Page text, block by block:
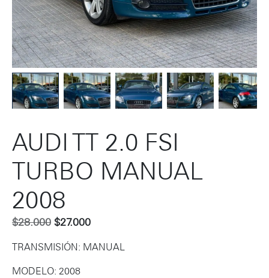
AUDI TT 2.0 FSI
TURBO MANUAL
2008
$28.000 $27.000
TRANSMISIÓN: MANUAL
MODELO: 2008